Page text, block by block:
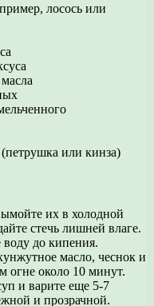
лосось или
или кинза)
их в холодной
стечь лишней влаге.
до кипения.
масло, чеснок и
огне около 10 минут.
и варите еще 5-7
и прозрачной.